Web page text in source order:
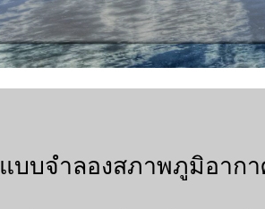
แบบจำลองสภาพภูมิอากา